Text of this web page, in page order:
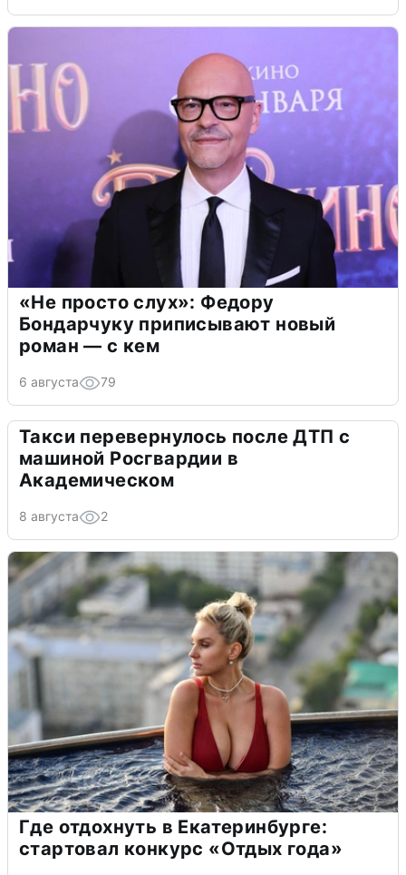
«Не просто слух»: Федору
Бондарчуку приписывают новый
роман — с кем
6 августа 79
Такси перевернулось после ДТП с
машиной Росгвардии в
Академическом
8 августа 2
Где отдохнуть в Екатеринбурге:
стартовал конкурс «Отдых года»